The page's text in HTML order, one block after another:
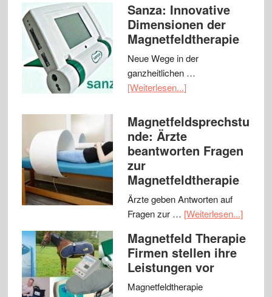
Sanza: Innovative
Dimensionen der
Magnetfeldtherapie
Neue Wege in der
ganzheitlichen …
[Weiterlesen...]
Magnetfeldsprechstu
nde: Ärzte
beantworten Fragen
zur
Magnetfeldtherapie
Ärzte geben Antworten auf
Fragen zur … [Weiterlesen...]
Magnetfeld Therapie
Firmen stellen ihre
Leistungen vor
Magnetfeldtherapie